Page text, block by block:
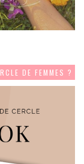
DE FEMMES ?